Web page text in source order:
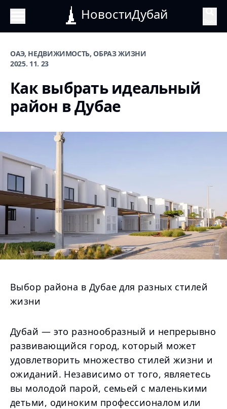
НовостиДубай
ОАЭ, НЕДВИЖИМОСТЬ, ОБРАЗ ЖИЗНИ
2025. 11. 23
Как выбрать идеальный
район в Дубае
Выбор района в Дубае для разных стилей
жизни
Дубай — это разнообразный и непрерывно
развивающийся город, который может
удовлетворить множество стилей жизни и
ожиданий. Независимо от того, являетесь
вы молодой парой, семьей с маленькими
детьми, одиноким профессионалом или